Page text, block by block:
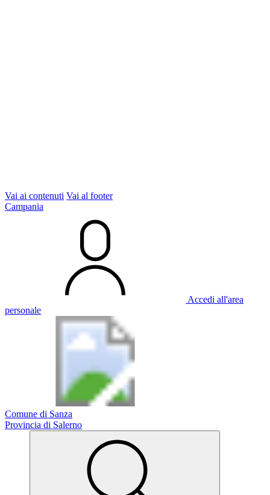
Vai ai contenuti Vai al footer
Campania
Accedi all'area
personale
Comune di Sanza
Provincia di Salerno